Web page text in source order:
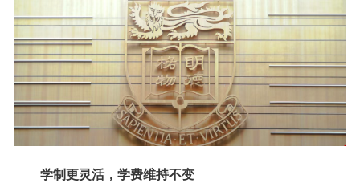
学制更灵活，学费维持不变